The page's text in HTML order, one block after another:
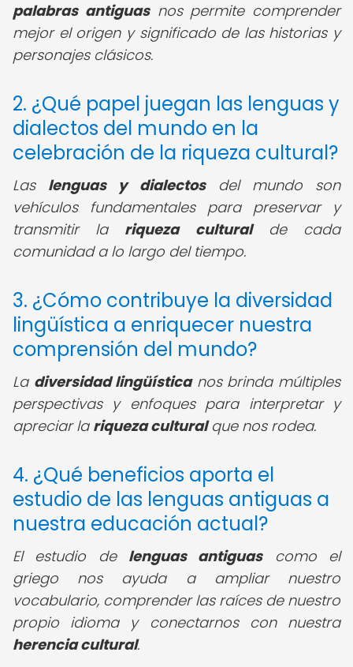
palabras antiguasnos permite comprender
mejor el origen y significado de las historias y
personajes clásicos.
2. ¿Qué papel juegan las lenguas y
dialectos del mundo en la
celebración de la riqueza cultural?
Las lenguas y dialectosdel mundo son
vehículos fundamentales para preservar y
transmitir la riqueza culturalde cada
comunidad a lo largo del tiempo.
3. ¿Cómo contribuye la diversidad
lingüística a enriquecer nuestra
comprensión del mundo?
La diversidad lingüísticanos brinda múltiples
perspectivas y enfoques para interpretar y
apreciar la riqueza culturalque nos rodea.
4. ¿Qué beneficios aporta el
estudio de las lenguas antiguas a
nuestra educación actual?
El estudio de lenguas antiguascomo el
griego nos ayuda a ampliar nuestro
vocabulario, comprender las raíces de nuestro
propio idioma y conectarnos con nuestra
herencia cultural.